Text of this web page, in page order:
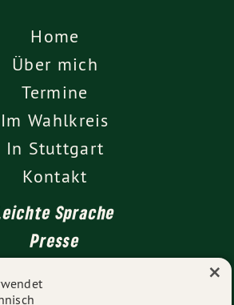
Home
Über mich
Termine
Im Wahlkreis
In Stuttgart
Kontakt
Sprache
Presse
×